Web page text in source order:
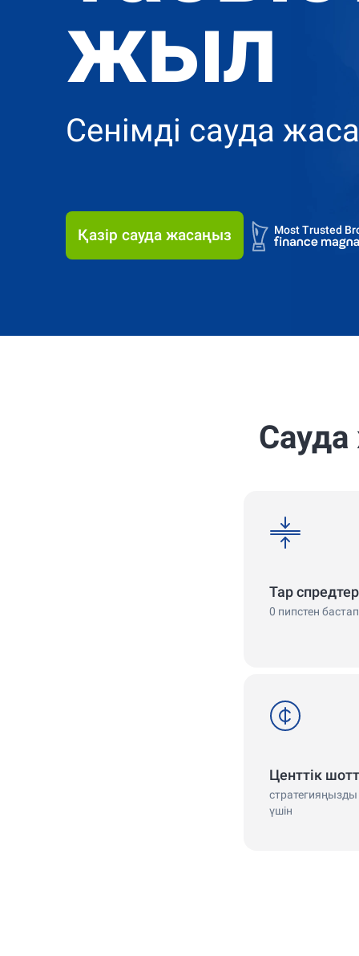
жыл
Сенімді сауда
Қазір сауда жасаңыз Most Trusted
Most Trusted
Тар спредтер
0 пипстен бастап
Центтік
стратегияңызды
үшін